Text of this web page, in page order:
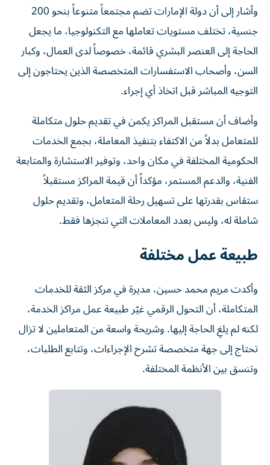
وأشار إلى أن دولة الإمارات تضم مجتمعاً متنوعاً بنحو 200
جنسية، تختلف مستويات تعاملها مع التكنولوجيا، ما يجعل
الحاجة إلى العنصر البشري قائمة، خصوصاً لدى العمال، وكبار
السن، وأصحاب الاستفسارات المتخصصة الذين يحتاجون إلى
التوجيه المباشر قبل اتخاذ أي إجراء.
وأضاف أن مستقبل المراكز يكمن في تقديم حلول متكاملة
للمتعامل بدلاً من الاكتفاء بتنفيذ المعاملة، بجمع الخدمات
الحكومية المختلفة في مكان واحد، وتوفير الاستشارة والمتابعة
الفنية، والدعم المستمر، مؤكداً أن قيمة المراكز مستقبلاً
ستقاس بقدرتها على تسهيل رحلة المتعامل، وتقديم حلول
شاملة له، وليس بعدد المعاملات التي تنجزها فقط.
طبيعة عمل مختلفة
وأكدت مريم محمد حسين، مديرة في مركز الثقة للخدمات
المتكاملة، أن التحول الرقمي غيّر طبيعة عمل مراكز الخدمة،
لكنه لم يلغِ الحاجة إليها. وشريحة واسعة من المتعاملين لا تزال
تحتاج إلى جهة متخصصة تشرح الإجراءات، وتتابع الطلبات،
وتنسق بين الأنظمة المختلفة.